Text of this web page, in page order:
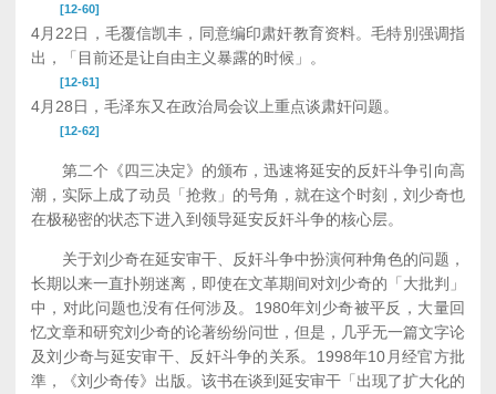
[12-60]
4月22日，毛覆信凯丰，同意编印肃奸教育资料。毛特別强调指
出，「目前还是让自由主义暴露的时候」。
[12-61]
4月28日，毛泽东又在政治局会议上重点谈肃奸问题。
[12-62]
第二个《四三决定》的颁布，迅速将延安的反奸斗争引向高
潮，实际上成了动员「抢救」的号角，就在这个时刻，刘少奇也
在极秘密的状态下进入到领导延安反奸斗争的核心层。
关于刘少奇在延安审干、反奸斗争中扮演何种角色的问题，
长期以来一直扑朔迷离，即使在文革期间对刘少奇的「大批判」
中，对此问题也没有任何涉及。1980年刘少奇被平反，大量回
忆文章和研究刘少奇的论著纷纷问世，但是，几乎无一篇文字论
及刘少奇与延安审干、反奸斗争的关系。1998年10月经官方批
準，《刘少奇传》出版。该书在谈到延安审干「出现了扩大化的